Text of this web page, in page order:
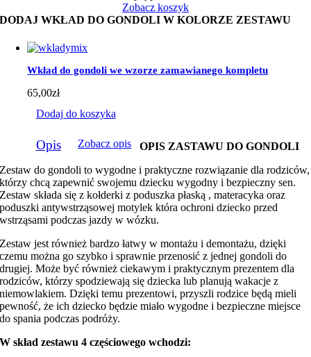
Zobacz koszyk
DODAJ WKŁAD DO GONDOLI W KOLORZE ZESTAWU
Wkład do gondoli we wzorze zamawianego kompletu
65,00zł
Dodaj do koszyka
Opis Zobacz opis
OPIS ZASTAWU DO GONDOLI
Zestaw do gondoli to wygodne i praktyczne rozwiązanie dla rodziców,
którzy chcą zapewnić swojemu dziecku wygodny i bezpieczny sen.
Zestaw składa się z kołderki z poduszka płaską , materacyka oraz
poduszki antywstrząsowej motylek która ochroni dziecko przed
wstrząsami podczas jazdy w wózku.
Zestaw jest również bardzo łatwy w montażu i demontażu, dzięki
czemu można go szybko i sprawnie przenosić z jednej gondoli do
drugiej. Może być również ciekawym i praktycznym prezentem dla
rodziców, którzy spodziewają się dziecka lub planują wakacje z
niemowlakiem. Dzięki temu prezentowi, przyszli rodzice będą mieli
pewność, że ich dziecko będzie miało wygodne i bezpieczne miejsce
do spania podczas podróży.
W skład zestawu 4 częściowego wchodzi: